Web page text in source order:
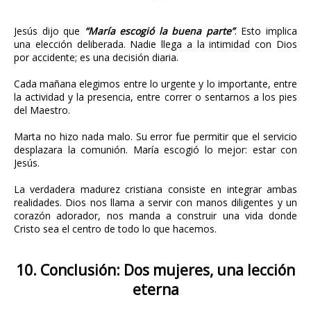
Jesús dijo que “María escogió la buena parte”. Esto implica
una elección deliberada. Nadie llega a la intimidad con Dios
por accidente; es una decisión diaria.
Cada mañana elegimos entre lo urgente y lo importante, entre
la actividad y la presencia, entre correr o sentarnos a los pies
del Maestro.
Marta no hizo nada malo. Su error fue permitir que el servicio
desplazara la comunión. María escogió lo mejor: estar con
Jesús.
La verdadera madurez cristiana consiste en integrar ambas
realidades. Dios nos llama a servir con manos diligentes y un
corazón adorador, nos manda a construir una vida donde
Cristo sea el centro de todo lo que hacemos.
10. Conclusión: Dos mujeres, una lección
eterna